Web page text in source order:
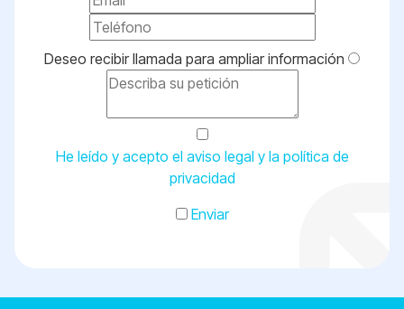
Deseo recibir llamada para ampliar información
He leído y acepto el aviso legal y la política de
privacidad
Enviar